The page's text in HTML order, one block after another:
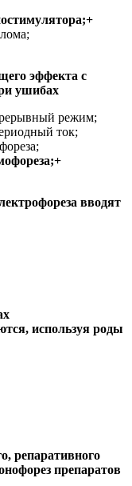
эффекта с
ушибах
режим;
ток;
вводят
используя роды
репаративного
препаратов